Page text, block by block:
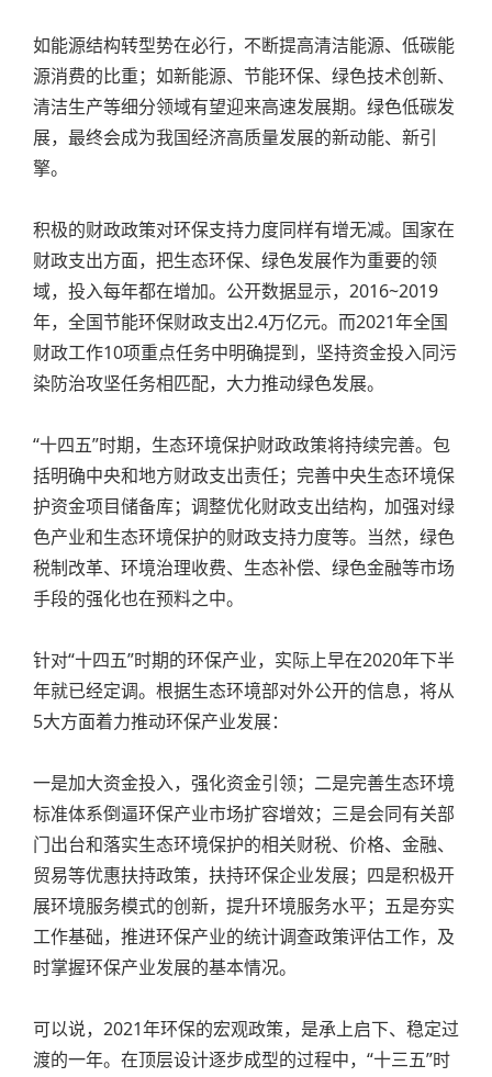
如能源结构转型势在必行，不断提高清洁能源、低碳能
源消费的比重；如新能源、节能环保、绿色技术创新、
清洁生产等细分领域有望迎来高速发展期。绿色低碳发
展，最终会成为我国经济高质量发展的新动能、新引
擎。
积极的财政政策对环保支持力度同样有增无减。国家在
财政支出方面，把生态环保、绿色发展作为重要的领
域，投入每年都在增加。公开数据显示，2016~2019
年，全国节能环保财政支出2.4万亿元。而2021年全国
财政工作10项重点任务中明确提到，坚持资金投入同污
染防治攻坚任务相匹配，大力推动绿色发展。
“十四五”时期，生态环境保护财政政策将持续完善。包
括明确中央和地方财政支出责任；完善中央生态环境保
护资金项目储备库；调整优化财政支出结构，加强对绿
色产业和生态环境保护的财政支持力度等。当然，绿色
税制改革、环境治理收费、生态补偿、绿色金融等市场
手段的强化也在预料之中。
针对“十四五”时期的环保产业，实际上早在2020年下半
年就已经定调。根据生态环境部对外公开的信息，将从
5大方面着力推动环保产业发展：
一是加大资金投入，强化资金引领；二是完善生态环境
标准体系倒逼环保产业市场扩容增效；三是会同有关部
门出台和落实生态环境保护的相关财税、价格、金融、
贸易等优惠扶持政策，扶持环保企业发展；四是积极开
展环境服务模式的创新，提升环境服务水平；五是夯实
工作基础，推进环保产业的统计调查政策评估工作，及
时掌握环保产业发展的基本情况。
可以说，2021年环保的宏观政策，是承上启下、稳定过
渡的一年。在顶层设计逐步成型的过程中，“十三五”时